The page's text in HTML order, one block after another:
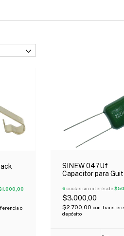
o
SINEW 047Uf
Capacitor para
6 cuotas sin interés de
$3.000,00
$2.700,00 con
depósito